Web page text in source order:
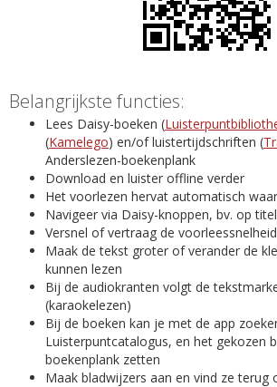
Belangrijkste functies:
Lees Daisy-boeken (
(Kamelego) en/of luistertijdschriften (
Anderslezen-boekenplank
Download en luister offline verder
Het voorlezen hervat automatisch
Navigeer via Daisy-knoppen, bv. op
Versnel of vertraag de voorleessnelheid
Maak de tekst groter of verander de
kunnen lezen
Bij de audiokranten volgt de
(karaokelezen)
Bij de boeken kan je met de app
Luisterpuntcatalogus, en het gekozen
boekenplank zetten
Maak bladwijzers aan en vind ze terug